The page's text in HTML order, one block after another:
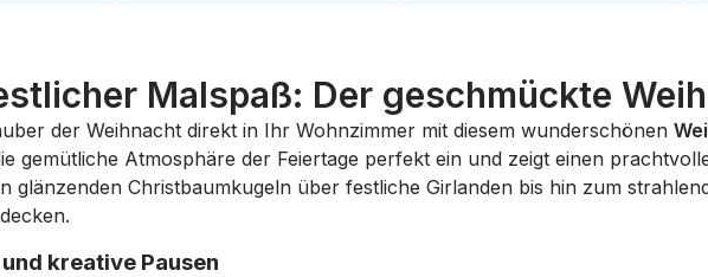
Malspaß: Der geschmückte
der Weihnacht direkt in Ihr Wohnzimmer mit diesem wunderschönen
gemütliche Atmosphäre der Feiertage perfekt ein und zeigt einen
glänzenden Christbaumkugeln über festliche Girlanden bis hin zum
kreative Pausen